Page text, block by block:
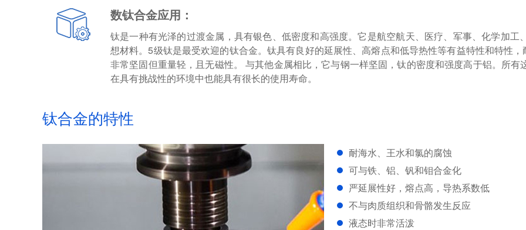
数钛合金应用：
钛是一种有光泽的过渡金属，具有银色、低密度和高强度。它是航空航天、医疗、军事、化学加工
想材料。5级钛是最受欢迎的钛合金。钛具有良好的延展性、高熔点和低导热性等有益特性和特性
非常坚固但重量轻，且无磁性。 与其他金属相比，它与钢一样坚固，钛的密度和强度高于铝。所
在具有挑战性的环境中也能具有很长的使用寿命。
钛合金的特性
耐海水、王水和氯的腐蚀
可与铁、铝、钒和钼合金化
严延展性好，熔点高，导热系数低
不与肉质组织和骨骼发生反应
液态时非常活泼